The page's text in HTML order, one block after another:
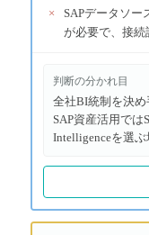
×
SAPデータソー
が必要で、接続
判断の分かれ目
全社BI統制を決め
SAP資産活用では
Intelligenceを選ぶ